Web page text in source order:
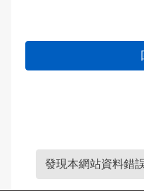
發現本網站資料錯